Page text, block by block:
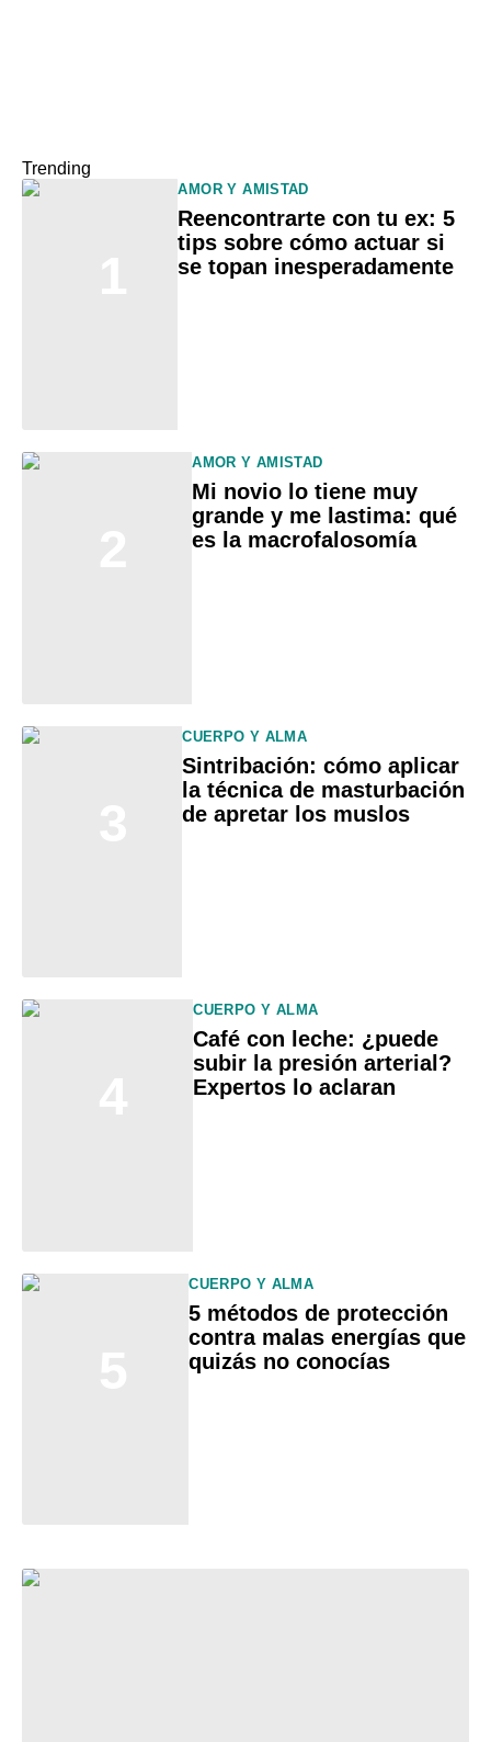
Trending
AMOR Y AMISTAD
Reencontrarte con tu ex: 5
tips sobre cómo actuar si
se topan inesperadamente
AMOR Y AMISTAD
Mi novio lo tiene muy
grande y me lastima: qué
es la macrofalosomía
CUERPO Y ALMA
Sintribación: cómo aplicar
la técnica de masturbación
de apretar los muslos
CUERPO Y ALMA
Café con leche: ¿puede
subir la presión arterial?
Expertos lo aclaran
CUERPO Y ALMA
5 métodos de protección
contra malas energías que
quizás no conocías